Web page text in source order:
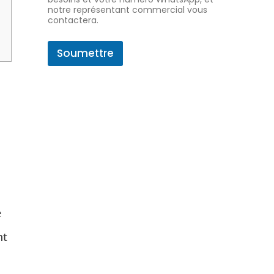
e
notre représentant commercial vous
contactera.
Soumettre